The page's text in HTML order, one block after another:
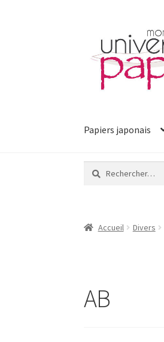
la
navigation
contenu
Papiers japonais
Rechercher :
Accueil Divers
AB